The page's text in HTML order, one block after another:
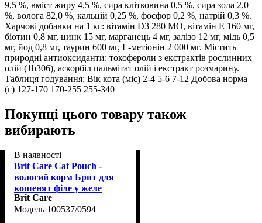
9,5 %, вміст жиру 4,5 %, сира клітковина 0,5 %, сира зола 2,0
%, волога 82,0 %, кальцій 0,25 %, фосфор 0,2 %, натрій 0,3 %.
Харчові добавки на 1 кг: вітамін D3 280 МО, вітамін E 160 мг,
біотин 0,8 мг, цинк 15 мг, марганець 4 мг, залізо 12 мг, мідь 0,5
мг, йод 0,8 мг, таурин 600 мг, L-метіонін 2 000 мг. Містить
природні антиоксиданти: токофероли з екстрактів рослинних
олій (1b306), аскорбіл пальмітат олій і екстракт розмарину.
Таблиця годування: Вік кота (міс) 2-4 5-6 7-12 Добова норма
(г) 127-170 170-255 255-340
Покупці цього товару також
вибирають
В наявності
Brit Care Cat Pouch -
вологий корм Брит для
кошенят філе у желе
пікантний лосось 85 г
Brit Care
100537/0594